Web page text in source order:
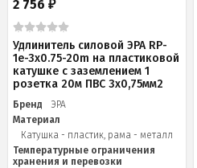
2 756 ₽
Удлинитель силовой ЭРА RP-
1e-3х0.75-20m на пластиковой
катушке c заземлением 1
розетка 20м ПВС 3х0,75мм2
Бренд
ЭРА
Материал
Катушка - пластик, рама - металл
Температурные ограничения
хранения и перевозки